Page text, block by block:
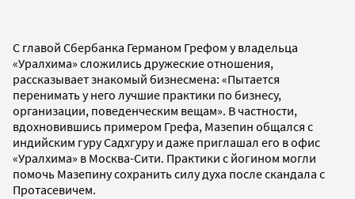
С главой Сбербанка Германом Грефом у владельца
«Уралхима» сложились дружеские отношения,
рассказывает знакомый бизнесмена: «Пытается
перенимать у него лучшие практики по бизнесу,
организации, поведенческим вещам». В частности,
вдохновившись примером Грефа, Мазепин общался с
индийским гуру Садхгуру и даже приглашал его в офис
«Уралхима» в Москва-Сити. Практики с йогином могли
помочь Мазепину сохранить силу духа после скандала с
Протасевичем.